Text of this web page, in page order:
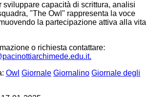
sviluppare capacità di scrittura, analisi
"The Owl" rappresenta la voce
la partecipazione attiva alla vita
o richiesta contattare:
Owl Giornale Giornalino Giornale degli